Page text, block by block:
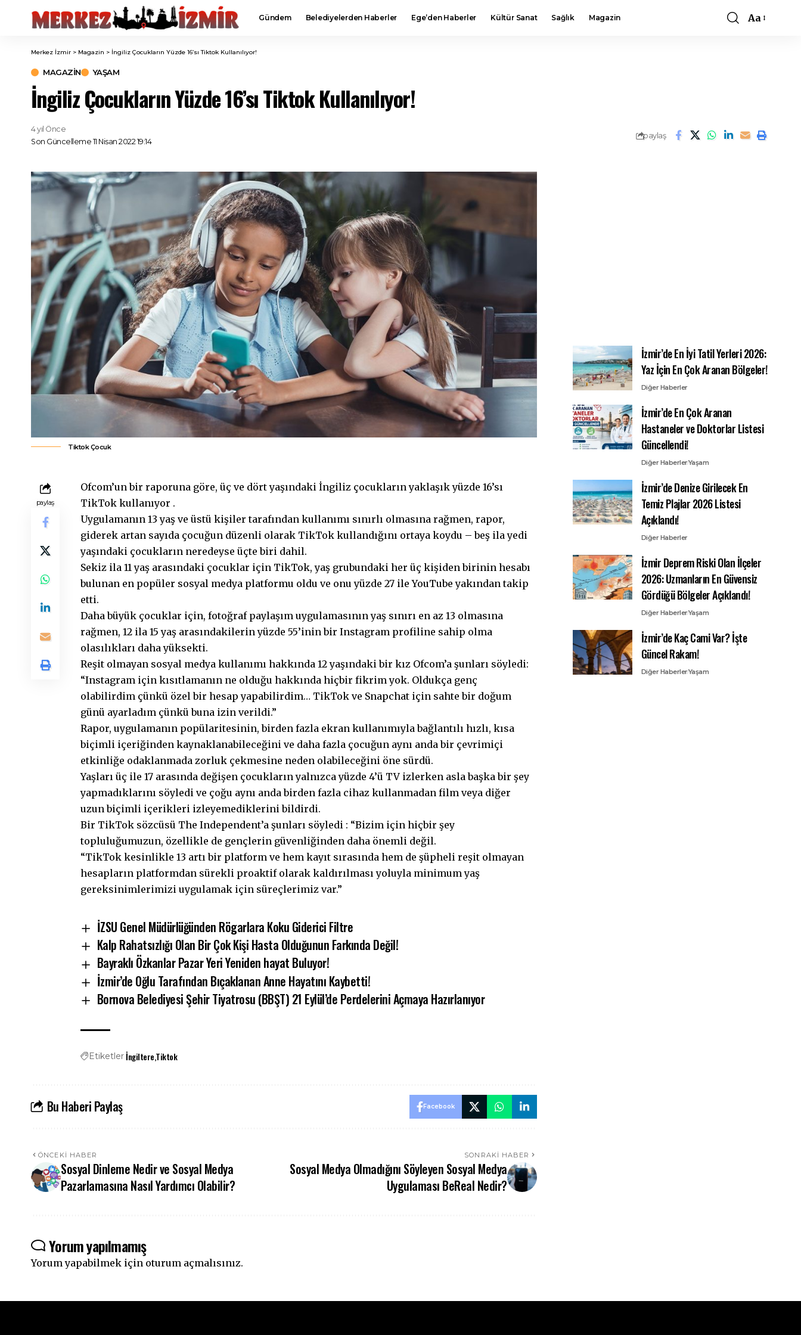
Gündem Belediyelerden Haberler Ege’den Haberler Kültür Sanat Sağlık Magazin
Font
Aa
Merkez İzmir > Magazin > İngiliz Çocukların Yüzde 16’sı Tiktok Kullanılıyor!
MAGAZIN YAŞAM
İngiliz Çocukların Yüzde 16’sı Tiktok Kullanılıyor!
Son Güncelleme 11 Nisan 2022 19:14
4 yıl Önce
paylaş
Tiktok Çocuk
paylaş
Ofcom’un bir raporuna göre, üç ve dört yaşındaki İngiliz çocukların yaklaşık yüzde 16’sı
TikTok kullanıyor .
Uygulamanın 13 yaş ve üstü kişiler tarafından kullanımı sınırlı olmasına rağmen, rapor,
giderek artan sayıda çocuğun düzenli olarak TikTok kullandığını ortaya koydu – beş ila yedi
yaşındaki çocukların neredeyse üçte biri dahil.
Sekiz ila 11 yaş arasındaki çocuklar için TikTok, yaş grubundaki her üç kişiden birinin hesabı
bulunan en popüler sosyal medya platformu oldu ve onu yüzde 27 ile YouTube yakından takip
etti.
Daha büyük çocuklar için, fotoğraf paylaşım uygulamasının yaş sınırı en az 13 olmasına
rağmen, 12 ila 15 yaş arasındakilerin yüzde 55’inin bir Instagram profiline sahip olma
olasılıkları daha yüksekti.
Reşit olmayan sosyal medya kullanımı hakkında 12 yaşındaki bir kız Ofcom’a şunları söyledi:
“Instagram için kısıtlamanın ne olduğu hakkında hiçbir fikrim yok. Oldukça genç
olabilirdim çünkü özel bir hesap yapabilirdim… TikTok ve Snapchat için sahte bir doğum
günü ayarladım çünkü buna izin verildi.”
Rapor, uygulamanın popülaritesinin, birden fazla ekran kullanımıyla bağlantılı hızlı, kısa
biçimli içeriğinden kaynaklanabileceğini ve daha fazla çocuğun aynı anda bir çevrimiçi
etkinliğe odaklanmada zorluk çekmesine neden olabileceğini öne sürdü.
Yaşları üç ile 17 arasında değişen çocukların yalnızca yüzde 4’ü TV izlerken asla başka bir şey
yapmadıklarını söyledi ve çoğu aynı anda birden fazla cihaz kullanmadan film veya diğer
uzun biçimli içerikleri izleyemediklerini bildirdi.
Bir TikTok sözcüsü The Independent’a şunları söyledi : “Bizim için hiçbir şey
topluluğumuzun, özellikle de gençlerin güvenliğinden daha önemli değil.
“TikTok kesinlikle 13 artı bir platform ve hem kayıt sırasında hem de şüpheli reşit olmayan
hesapların platformdan sürekli proaktif olarak kaldırılması yoluyla minimum yaş
gereksinimlerimizi uygulamak için süreçlerimiz var.”
İZSU Genel Müdürlüğünden Rögarlara Koku Giderici Filtre
Kalp Rahatsızlığı Olan Bir Çok Kişi Hasta Olduğunun Farkında Değil!
Bayraklı Özkanlar Pazar Yeri Yeniden hayat Buluyor!
İzmir’de Oğlu Tarafından Bıçaklanan Anne Hayatını Kaybetti!
Bornova Belediyesi Şehir Tiyatrosu (BBŞT) 21 Eylül’de Perdelerini Açmaya Hazırlanıyor
EtiketlerİngiltereTiktok
Bu Haberi Paylaş Facebook
ÖNCEKI HABER
Sosyal Dinleme Nedir ve Sosyal Medya
Pazarlamasına Nasıl Yardımcı Olabilir?
SONRAKI HABER
Sosyal Medya Olmadığını Söyleyen Sosyal Medya
Uygulaması BeReal Nedir?
Yorum yapılmamış
Yorum yapabilmek için oturum açmalısınız.
İzmir’de En İyi Tatil Yerleri 2026:
Yaz İçin En Çok Aranan Bölgeler!
Diğer Haberler
İzmir’de En Çok Aranan
Hastaneler ve Doktorlar Listesi
Güncellendi!
Diğer HaberlerYaşam
İzmir’de Denize Girilecek En
Temiz Plajlar 2026 Listesi
Açıklandı!
Diğer Haberler
İzmir Deprem Riski Olan İlçeler
2026: Uzmanların En Güvensiz
Gördüğü Bölgeler Açıklandı!
Diğer HaberlerYaşam
İzmir’de Kaç Cami Var? İşte
Güncel Rakam!
Diğer HaberlerYaşam